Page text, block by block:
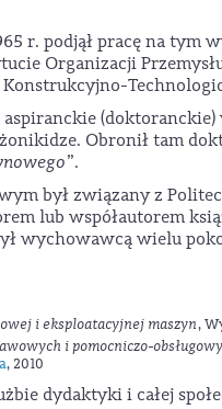
r. podjął pracę na tym
Organizacji
aspiranckie
Obronił tam
”.
był związany z
lub współautorem
wychowawcą wielu
i eksploatacyjnej maszyn,
i pomocniczo-
, 2010
dydaktyki i całej